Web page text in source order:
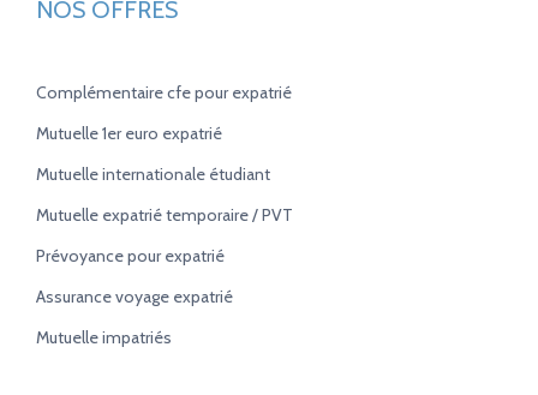
NOS OFFRES
Complémentaire cfe pour expatrié
Mutuelle 1er euro expatrié
Mutuelle internationale étudiant
Mutuelle expatrié temporaire / PVT
Prévoyance pour expatrié
Assurance voyage expatrié
Mutuelle impatriés